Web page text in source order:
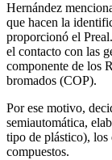
Hernández
que hacen la
proporcionó el
el contacto con las
componente de los
bromados (COP).
Por ese motivo,
semiautomática,
tipo de plástico), los
compuestos.